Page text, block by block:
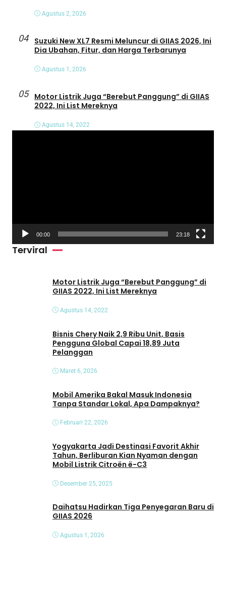
Agustus 2, 2026
04
Suzuki New XL7 Resmi Meluncur di GIIAS 2026, Ini
Dia Ubahan, Fitur, dan Harga Terbarunya
Agustus 1, 2026
05
Motor Listrik Juga “Berebut Panggung” di GIIAS
2022, Ini List Mereknya
Agustus 14, 2022
d
00:00 23:18
Terviral
Motor Listrik Juga “Berebut Panggung” di
GIIAS 2022, Ini List Mereknya
Agustus 14, 2022
Bisnis Chery Naik 2,9 Ribu Unit, Basis
Pengguna Global Capai 18,89 Juta
Pelanggan
Maret 6, 2026
Mobil Amerika Bakal Masuk Indonesia
Tanpa Standar Lokal, Apa Dampaknya?
Februari 22, 2026
Yogyakarta Jadi Destinasi Favorit Akhir
Tahun, Berliburan Kian Nyaman dengan
Mobil Listrik Citroën ë-C3
Desember 25, 2025
Daihatsu Hadirkan Tiga Penyegaran Baru di
GIIAS 2026
Agustus 1, 2026